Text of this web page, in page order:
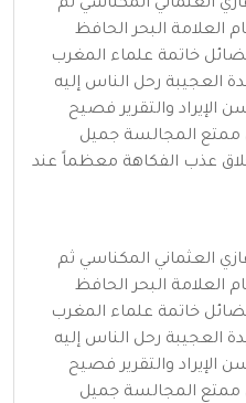
العثماني المكناسي ثم
العلامة البحر الحافظ
خاتمة علماء المغرب
العجيبة رحل الناس إليه
والتقرير فصيح
ممتع المجالسة جميل
عذب الفكاهة معظماً عند
العثماني المكناسي ثم
العلامة البحر الحافظ
خاتمة علماء المغرب
العجيبة رحل الناس إليه
والتقرير فصيح
ممتع المجالسة جميل